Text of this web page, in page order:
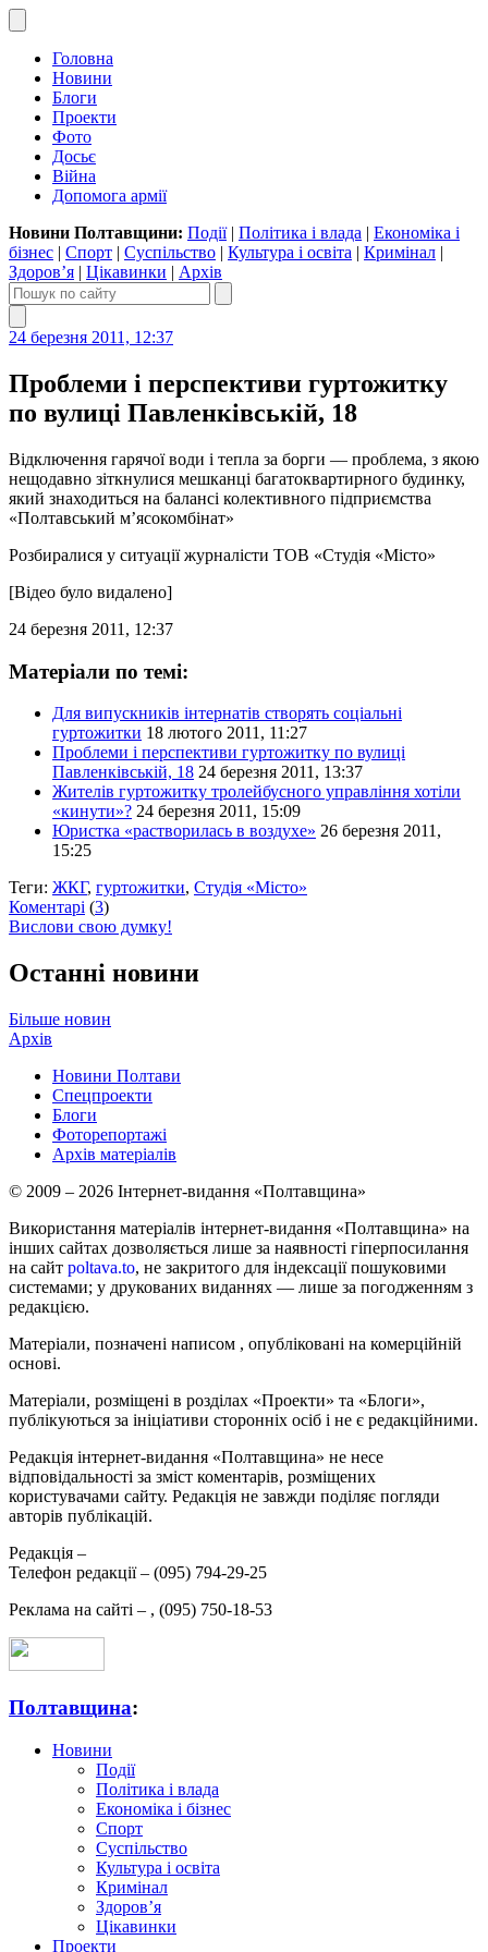
Головна
Новини
Блоги
Проекти
Фото
Досьє
Війна
Допомога армії
Новини Полтавщини: Події| Політика і влада | Економіка і
бізнес | Спорт | Суспільство | Культура і освіта | Кримінал |
Здоров’я | Цікавинки | Архів
24 березня 2011, 12:37
Проблеми і перспективи гуртожитку
по вулиці Павленківській, 18
Відключення гарячої води і тепла за борги — проблема, з якою
нещодавно зіткнулися мешканці багатоквартирного будинку,
який знаходиться на балансі колективного підприємства
«Полтавський м’ясокомбінат»
Розбиралися у ситуації журналісти ТОВ «Студія «Місто»
[Відео було видалено]
24 березня 2011, 12:37
Матеріали по темі:
Для випускників інтернатів створять соціальні
гуртожитки 18 лютого 2011, 11:27
Проблеми і перспективи гуртожитку по вулиці
Павленківській, 18 24 березня 2011, 13:37
Жителів гуртожитку тролейбусного управління хотіли
«кинути»? 24 березня 2011, 15:09
Юристка «растворилась в воздухе» 26 березня 2011,
15:25
Теги: ЖКГ, гуртожитки, Студія «Місто»
Коментарі (3)
Вислови свою думку!
Останні новини
Більше новин
Архів
Новини Полтави
Спецпроекти
Блоги
Фоторепортажі
Архів матеріалів
© 2009 – 2026 Інтернет-видання «Полтавщина»
Використання матеріалів інтернет-видання «Полтавщина» на
інших сайтах дозволяється лише за наявності гіперпосилання
на сайт poltava.to, не закритого для індексації пошуковими
системами; у друкованих виданнях — лише за погодженням з
редакцією.
Матеріали, позначені написом , опубліковані на комерційній
основі.
Матеріали, розміщені в розділах «Проекти» та «Блоги»,
публікуються за ініціативи сторонніх осіб і не є редакційними.
Редакція інтернет-видання «Полтавщина» не несе
відповідальності за зміст коментарів, розміщених
користувачами сайту. Редакція не завжди поділяє погляди
авторів публікацій.
Редакція –
Телефон редакції – (095) 794-29-25
Реклама на сайті – , (095) 750-18-53
Полтавщина:
Новини
Події
Політика і влада
Економіка і бізнес
Спорт
Суспільство
Культура і освіта
Кримінал
Здоров’я
Цікавинки
Проекти